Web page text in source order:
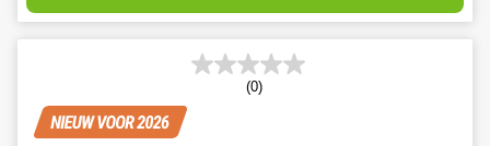
(0)